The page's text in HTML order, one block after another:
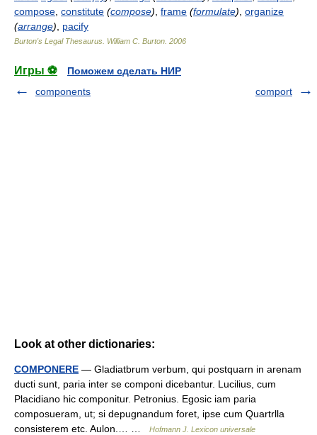
compose constitute (compose) frame (formulate) organize
(arrange) pacify
Burton's Legal Thesaurus. William C. Burton 2006
Игры ⚽
Поможем сделать НИР
components
comport
Look at other dictionaries:
COMPONERE — Gladiatbrum verbum, qui postquarn in arenam
ducti sunt, paria inter se componi dicebantur. Lucilius, cum
Placidiano hic componitur. Petronius. Egosic iam paria
composueram, ut; si depugnandum foret, ipse cum Quartrlla
consisterem etc. Aulon.… …
Hofmann J. Lexicon universale